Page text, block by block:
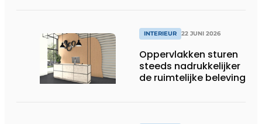
INTERIEUR 22 JUNI 2026
Oppervlakken sturen
steeds nadrukkelijker
de ruimtelijke beleving